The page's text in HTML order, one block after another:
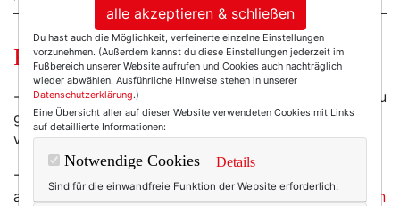
Friday-Morning-Likes:
- ein Gewinnspiel:Hübsche Glitzertäschchen
gibt es zu
gewinnen. Ob die Dame wohl auch aus den USA
versendet?
- Wer von den
Libellen-Ohrringen bei Dawanda
abbekommen hat, kann es vielleichtmit Vögelchen von
alle akzeptieren & schließen
Du hast auch die Möglichkeit, verfeinerte einzelne Einstellungen
vorzunehmen. (Außerdem kannst du diese Einstellungen jederzeit im
Fußbereich unserer Website aufrufen und Cookies auch nachträglich
wieder abwählen. Ausführliche Hinweise stehen in unserer
Datenschutzerklärung.)
Eine Übersicht aller auf dieser Website verwendeten Cookies mit Links
auf detaillierte Informationen:
Notwendige Cookies Details
Sind für die einwandfreie Funktion der Website erforderlich.